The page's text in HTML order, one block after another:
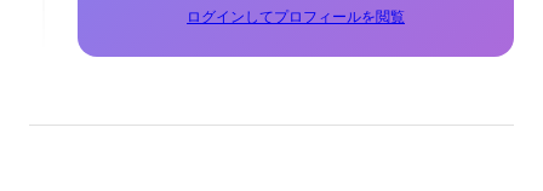
ログインしてプロフィールを閲覧